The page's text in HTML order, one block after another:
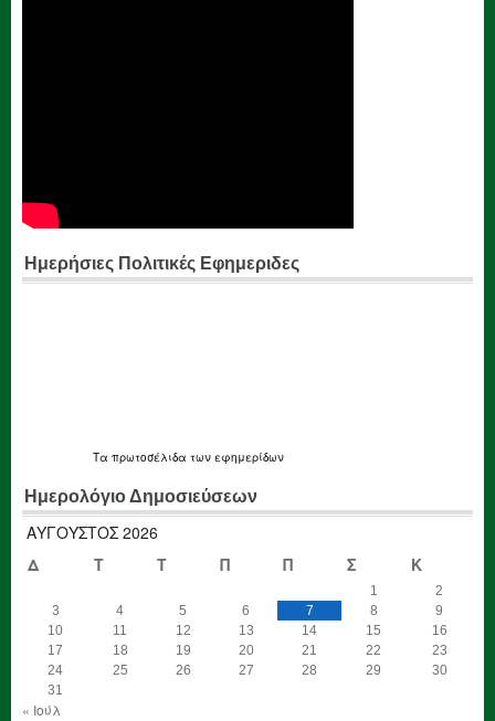
Ημερήσιες Πολιτικές Εφημεριδες
Τα πρωτοσέλιδα των εφημερίδων
Ημερολόγιο Δημοσιεύσεων
ΑΎΓΟΥΣΤΟΣ 2026
Δ
Τ Τ Π Π Σ Κ
1
2
3
4 5 6 7 8
9
10
11 12 13 14 15
16
17
18 19 20 21 22
23
24
25 26 27 28 29
30
31
« Ιούλ